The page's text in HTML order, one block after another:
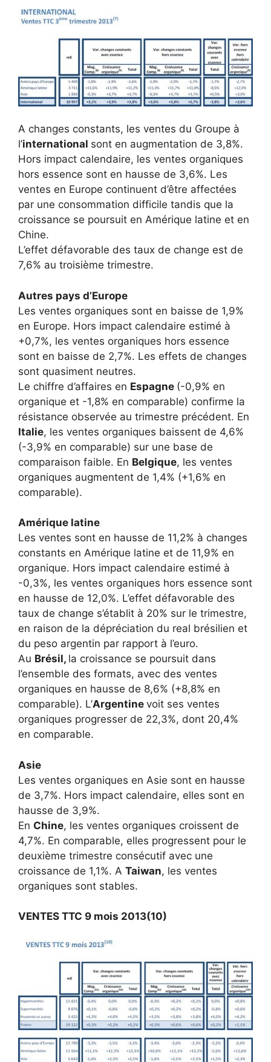
A changes constants, les ventes du Groupe à
l’international sont en augmentation de 3,8%.
Hors impact calendaire, les ventes organiques
hors essence sont en hausse de 3,6%. Les
ventes en Europe continuent d’être affectées
par une consommation difficile tandis que la
croissance se poursuit en Amérique latine et en
Chine.
L’effet défavorable des taux de change est de
7,6% au troisième trimestre.
Autres pays d’Europe
Les ventes organiques sont en baisse de 1,9%
en Europe. Hors impact calendaire estimé à
+0,7%, les ventes organiques hors essence
sont en baisse de 2,7%. Les effets de changes
sont quasiment neutres.
Le chiffre d’affaires en Espagne (-0,9% en
organique et -1,8% en comparable) confirme la
résistance observée au trimestre précédent. En
Italie, les ventes organiques baissent de 4,6%
(-3,9% en comparable) sur une base de
comparaison faible. En Belgique, les ventes
organiques augmentent de 1,4% (+1,6% en
comparable).
Amérique latine
Les ventes sont en hausse de 11,2% à changes
constants en Amérique latine et de 11,9% en
organique. Hors impact calendaire estimé à
-0,3%, les ventes organiques hors essence sont
en hausse de 12,0%. L’effet défavorable des
taux de change s’établit à 20% sur le trimestre,
en raison de la dépréciation du real brésilien et
du peso argentin par rapport à l’euro.
Au Brésil, la croissance se poursuit dans
l’ensemble des formats, avec des ventes
organiques en hausse de 8,6% (+8,8% en
comparable). L’Argentine voit ses ventes
organiques progresser de 22,3%, dont 20,4%
en comparable.
Asie
Les ventes organiques en Asie sont en hausse
de 3,7%. Hors impact calendaire, elles sont en
hausse de 3,9%.
En Chine, les ventes organiques croissent de
4,7%. En comparable, elles progressent pour le
deuxième trimestre consécutif avec une
croissance de 1,1%. A Taiwan, les ventes
organiques sont stables.
VENTES TTC 9 mois 2013(10)